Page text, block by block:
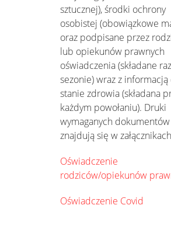
sztucznej), środki ochrony
osobistej (obowiązkowe
oraz podpisane przez
lub opiekunów prawnych
oświadczenia (składane
sezonie) wraz z informacją
stanie zdrowia (składana
każdym powołaniu). Druki
wymaganych dokumentów
znajdują się w
Oświadczenie
rodziców/opiekunów
Oświadczenie Covid